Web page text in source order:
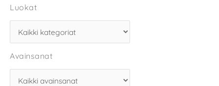
Luokat
Avainsanat